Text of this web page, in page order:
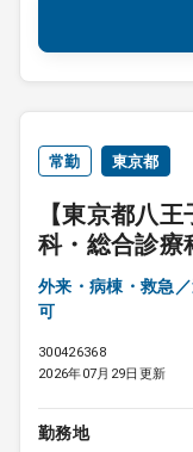
常勤 東京都
【東京都八
科・総合診療
外来・病棟・救急
可
300426368
2026年07月29日更新
勤務地